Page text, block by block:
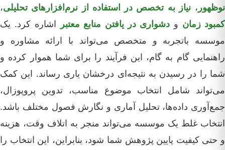
نوظهور ،نیاز به تخصص در استفاده از نرم‌افزارهای تحلیلی،
کمبود زمان ودشواری در یافتن منابع معتبر
اشاره کرد. یک
موسسه باتجربه و متخصص می‌تواند با ارائه مشاوره و
راهنمایی گام به گام، این فرآیند را برای شما هموار کرده و
شما را در رسیدن به نتیجه‌ای درخشان یاری رساند. این کمک
می‌تواند شامل انتخاب موضوع مناسب، تدوین پروپوزال،
جمع‌آوری داده‌ها، تحلیل آماری و نگارش فصول مختلف باشد.
انتخاب غلط یک موسسه می‌تواند منجر به اتلاف وقت، هزینه
و حتی کیفیت پایین پژوهش شما شود، بنابراین، این انتخاب را